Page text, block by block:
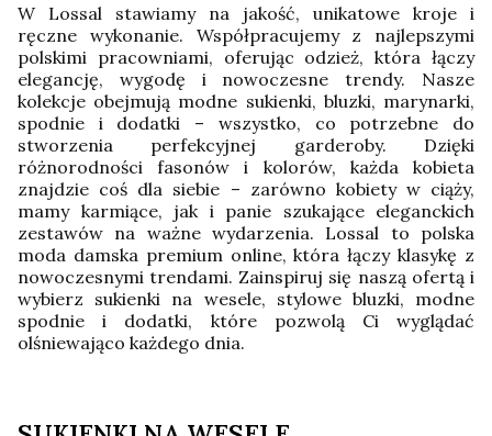
W Lossal stawiamy na jakość, unikatowe kroje i
ręczne wykonanie. Współpracujemy z najlepszymi
polskimi pracowniami, oferując odzież, która łączy
elegancję, wygodę i nowoczesne trendy. Nasze
kolekcje obejmują modne sukienki, bluzki, marynarki,
spodnie i dodatki – wszystko, co potrzebne do
stworzenia perfekcyjnej garderoby. Dzięki
różnorodności fasonów i kolorów, każda kobieta
znajdzie coś dla siebie – zarówno kobiety w ciąży,
mamy karmiące, jak i panie szukające eleganckich
zestawów na ważne wydarzenia. Lossal to polska
moda damska premium online, która łączy klasykę z
nowoczesnymi trendami. Zainspiruj się naszą ofertą i
wybierz sukienki na wesele, stylowe bluzki, modne
spodnie i dodatki, które pozwolą Ci wyglądać
olśniewająco każdego dnia.